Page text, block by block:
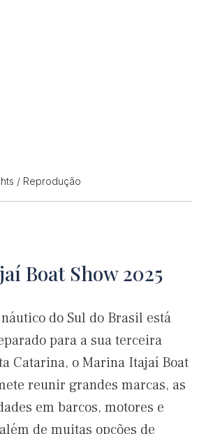
/ Reprodução
Boat Show 2025
do Sul do Brasil está
para a sua terceira
Catarina, o Marina Itajaí Boat
reunir grandes marcas, as
em barcos, motores e
de muitas opções de